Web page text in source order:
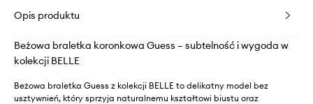
Opis produktu
Beżowa braletka koronkowa Guess – subtelność i wygoda w
kolekcji BELLE
Beżowa braletka Guess z kolekcji BELLE to delikatny model bez
usztywnień, który sprzyja naturalnemu kształtowi biustu oraz